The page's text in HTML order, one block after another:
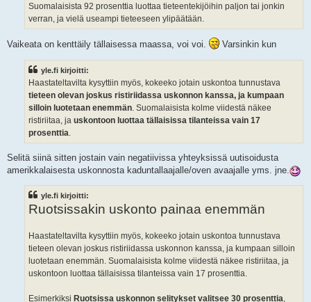
Suomalaisista 92 prosenttia luottaa tieteentekijöihin paljon tai jonkin
verran, ja vielä useampi tieteeseen ylipäätään.
Vaikeata on kenttäily tällaisessa maassa, voi voi. Varsinkin kun
yle.fi kirjoitti:
Haastateltavilta kysyttiin myös, kokeeko jotain uskontoa tunnustava
tieteen olevan joskus ristiriidassa uskonnon kanssa, ja kumpaan
silloin luotetaan enemmän . Suomalaisista kolme viidestä näkee
ristiriitaa, ja uskontoon luottaa tällaisissa tilanteissa vain 17
prosenttia
Selitä siinä sitten jostain vain negatiivissa yhteyksissä uutisoidusta
amerikkalaisesta uskonnosta kaduntallaajalle/oven avaajalle yms. jne.
yle.fi kirjoitti:
Ruotsissakin uskonto painaa enemmän
Haastateltavilta kysyttiin myös, kokeeko jotain uskontoa tunnustava
tieteen olevan joskus ristiriidassa uskonnon kanssa, ja kumpaan silloin
luotetaan enemmän. Suomalaisista kolme viidestä näkee ristiriitaa, ja
uskontoon luottaa tällaisissa tilanteissa vain 17 prosenttia.
Esimerkiksi Ruotsissa uskonnon selitykset valitsee 30 prosenttia,